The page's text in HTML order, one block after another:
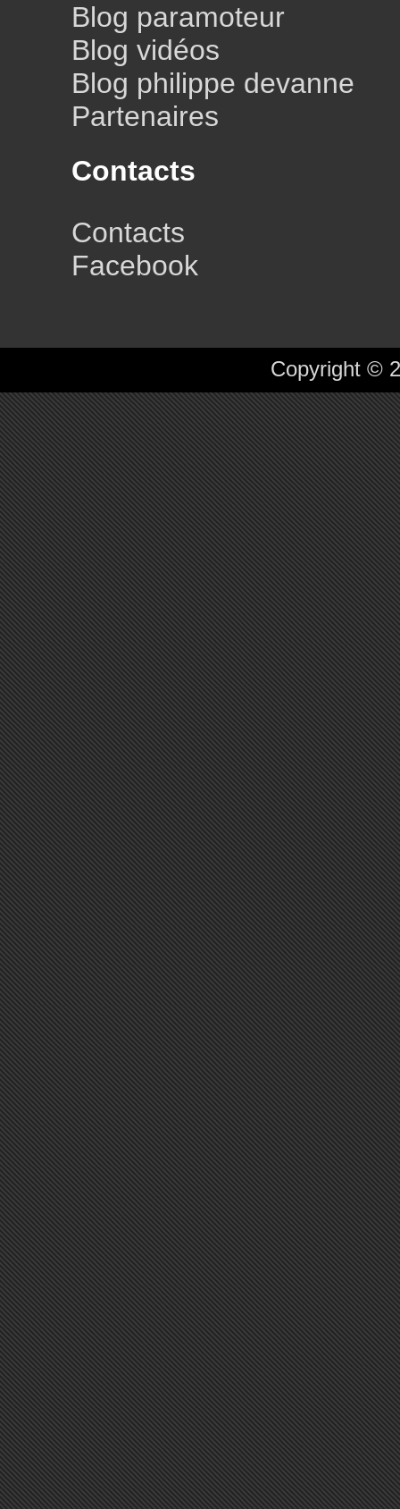
Blog paramoteur
Blog vidéos
Blog philippe devanne
Partenaires
Contacts
Contacts
Facebook
Copyright ©